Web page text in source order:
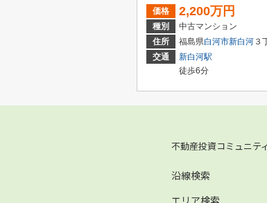
価格 2,200万円
種別
中古マンション
住所
福島県白河市新白河 ３
交通
新白河駅
徒歩6分
不動産投資コミュニテ
沿線検索
エリア検索